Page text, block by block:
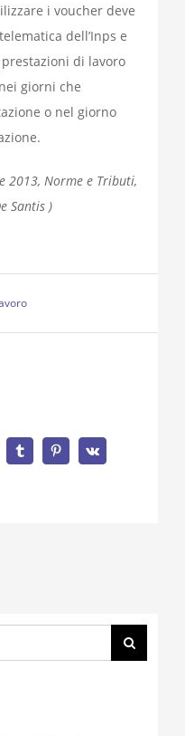
i voucher deve
dell’Inps e
di lavoro
giorni che
o nel giorno
2013, Norme e Tributi,
Santis )
Tumblr PinterestVk